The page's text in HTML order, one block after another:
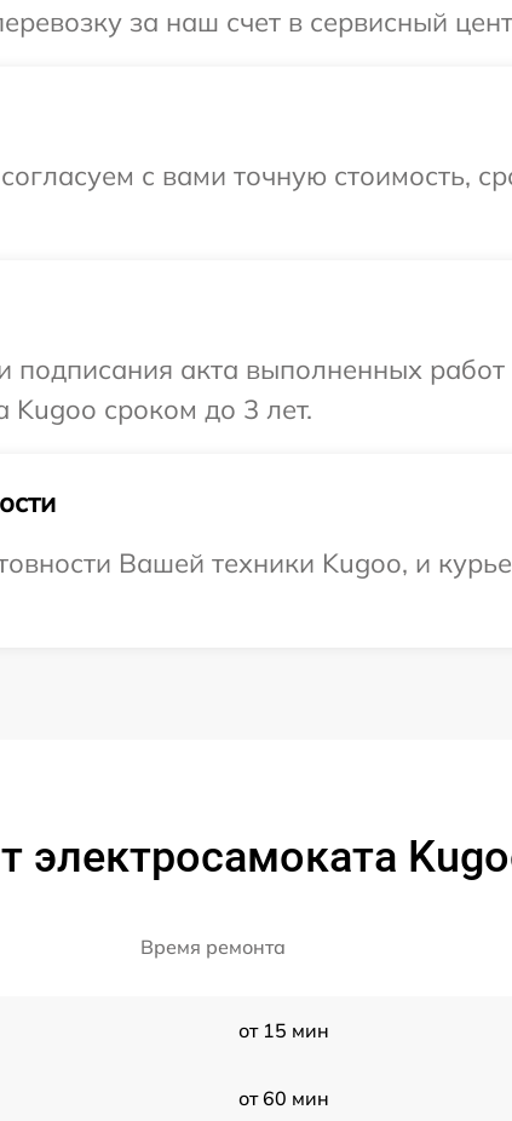
за наш счет в сервисный
с вами точную стоимость,
подписания акта выполненных
Kugoo сроком до 3 лет.
Вашей техники Kugoo, и
электросамоката
Время ремонта
от 15 мин
от 60 мин